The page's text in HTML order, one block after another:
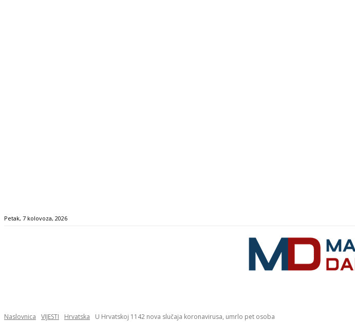
Petak, 7 kolovoza, 2026
Naslovnica VIJESTI Hrvatska U Hrvatskoj 1142 nova slučaja koronavirusa, umrlo pet osoba